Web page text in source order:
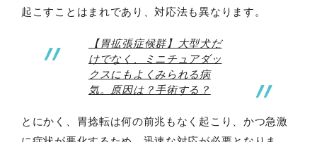
起こすことはまれであり、対応法も異なります。
【胃拡張症候群】大型犬だ
けでなく、ミニチュアダッ
クスにもよくみられる病
気。原因は？手術する？
とにかく、胃捻転は何の前兆もなく起こり、かつ急激